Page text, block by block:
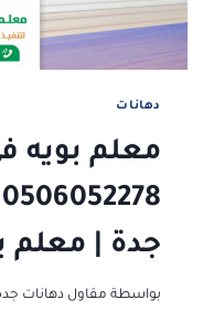
جدة
دهانات
معلم بويه
جدة | معلم
بواسطة مقاول دهانات